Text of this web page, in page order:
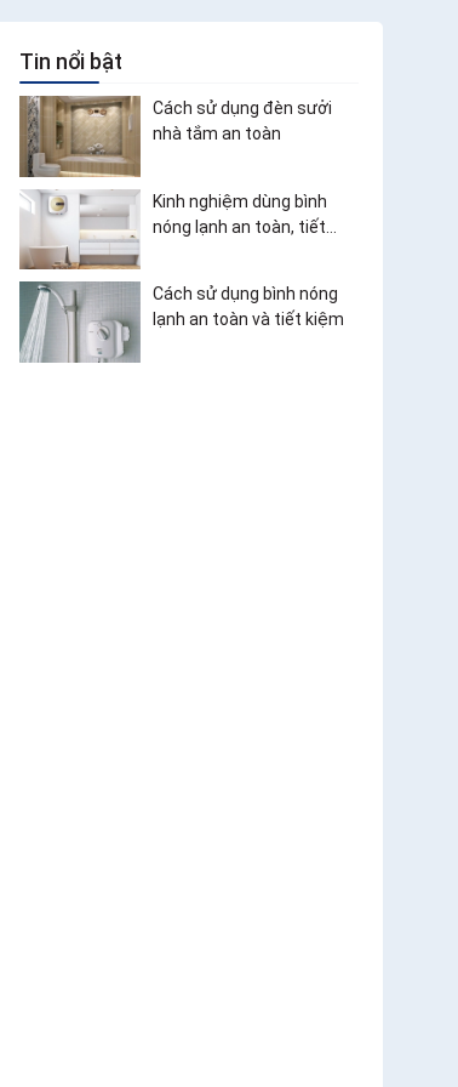
Tin nổi bật
Cách sử dụng đèn sưởi
nhà tắm an toàn
Kinh nghiệm dùng bình
nóng lạnh an toàn, tiết
Cách sử dụng bình nóng
lạnh an toàn và tiết kiệm